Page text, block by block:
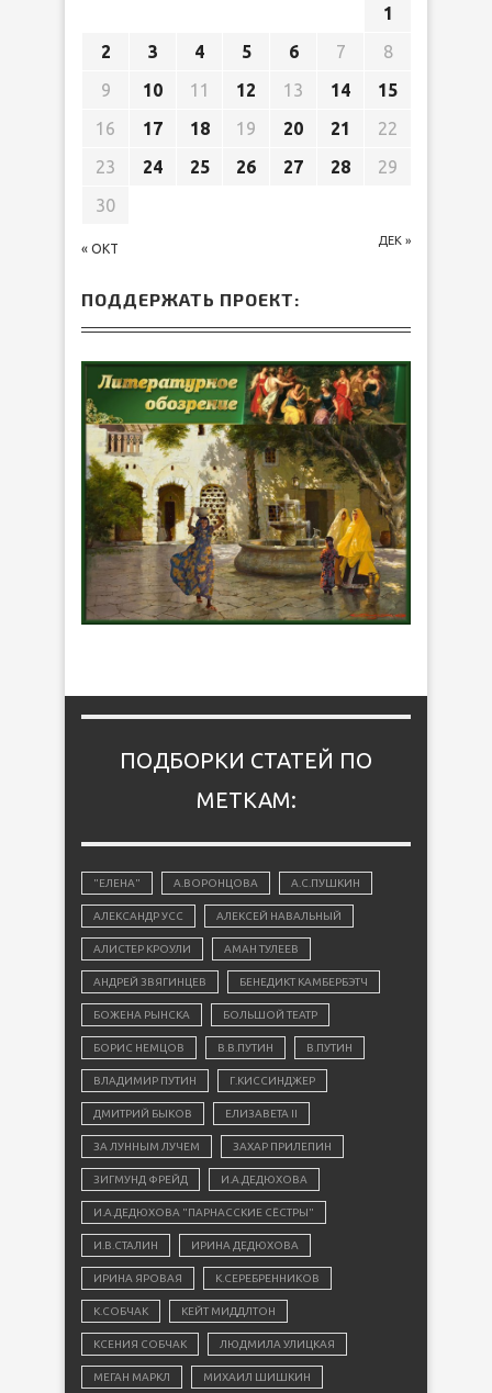
« ОКТ
ДЕК »
1
2
3 4 5 6 7
8
9
10 11 12 13 14
15
16
17 18 19 20 21
22
23
24 25 26 27 28
29
30
ПОДДЕРЖАТЬ ПРОЕКТ:
ПОДБОРКИ СТАТЕЙ ПО
МЕТКАМ:
"ЕЛЕНА" А.ВОРОНЦОВА А.С.ПУШКИН
АЛЕКСАНДР УСС АЛЕКСЕЙ НАВАЛЬНЫЙ
АЛИСТЕР КРОУЛИ АМАН ТУЛЕЕВ
АНДРЕЙ ЗВЯГИНЦЕВ БЕНЕДИКТ КАМБЕРБЭТЧ
БОЖЕНА РЫНСКА БОЛЬШОЙ ТЕАТР
БОРИС НЕМЦОВ В.В.ПУТИН В.ПУТИН
ВЛАДИМИР ПУТИН Г.КИССИНДЖЕР
ДМИТРИЙ БЫКОВ ЕЛИЗАВЕТА II
ЗА ЛУННЫМ ЛУЧЕМ ЗАХАР ПРИЛЕПИН
ЗИГМУНД ФРЕЙД И.А.ДЕДЮХОВА
И.А.ДЕДЮХОВА "ПАРНАССКИЕ СЁСТРЫ"
И.В.СТАЛИН ИРИНА ДЕДЮХОВА
ИРИНА ЯРОВАЯ К.СЕРЕБРЕННИКОВ
К.СОБЧАК КЕЙТ МИДДЛТОН
КСЕНИЯ СОБЧАК ЛЮДМИЛА УЛИЦКАЯ
МЕГАН МАРКЛ МИХАИЛ ШИШКИН